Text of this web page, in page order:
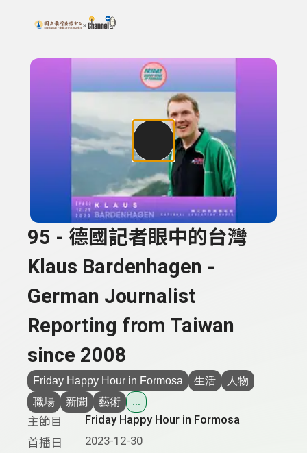
上方功能區塊
搜尋關鍵字：可輸入節目名稱、主持人或關鍵字
95 - 德國記者眼中的台灣
Klaus Bardenhagen -
German Journalist
Reporting from Taiwan
since 2008
Friday Happy Hour in Formosa 生活
人物
職場
新聞 藝術 ...
主節目
Friday Happy Hour in Formosa
首播日
2023-12-30